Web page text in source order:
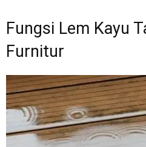
Fungsi Lem Kayu
Furnitur